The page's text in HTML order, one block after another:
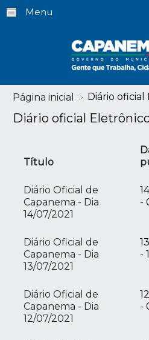
Menu
Página inicial Diário
Diário oficial
Título
Diário Oficial de
Capanema - Dia
14/07/2021
-
Diário Oficial de
Capanema - Dia
13/07/2021
-
Diário Oficial de
Capanema - Dia
12/07/2021
-